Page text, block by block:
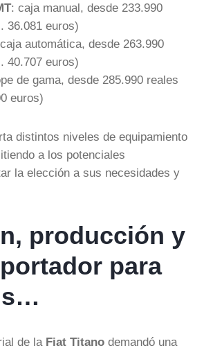
: caja manual, desde 233.990
36.081 euros)
automática, desde 263.990
40.707 euros)
de gama, desde 285.990 reales
euros)
distintos niveles de equipamiento
a los potenciales
la elección a sus necesidades y
producción y
para
de la Fiat Titano demandó una